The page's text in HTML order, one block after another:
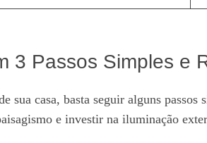
3 Passos Simples e
sua casa, basta seguir alguns
e investir na iluminação